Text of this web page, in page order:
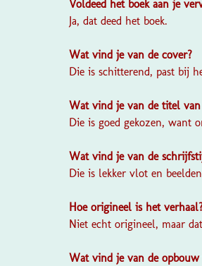
Voldeed het boek aan je
Ja, dat deed het boek.
Wat vind je van de cover?
Die is schitterend, past bij
Wat vind je van de titel van
Die is goed gekozen, want
Wat vind je van de
Die is lekker vlot en
Hoe origineel is het
Niet echt origineel, maar
Wat vind je van de